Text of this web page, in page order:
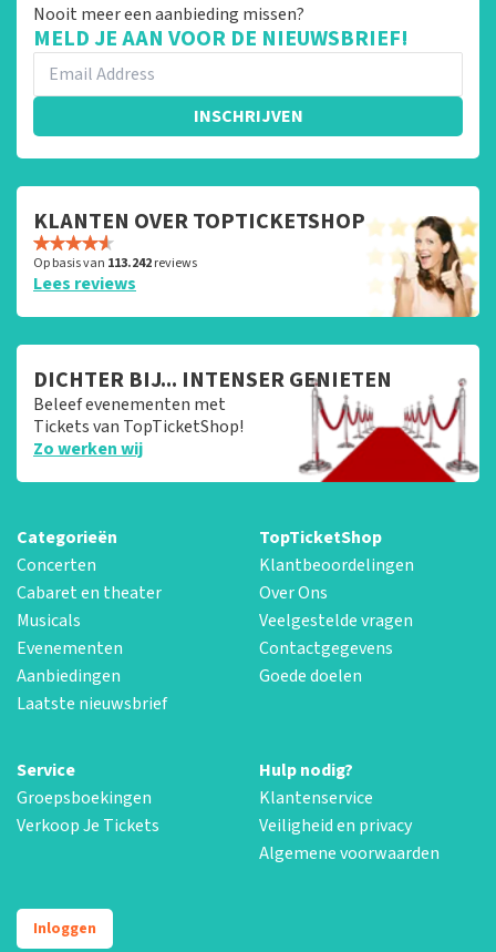
Nooit meer een aanbieding missen?
MELD JE AAN VOOR DE NIEUWSBRIEF!
INSCHRIJVEN
KLANTEN OVER TOPTICKETSHOP
Op basis van 113.242reviews
Lees reviews
DICHTER BIJ... INTENSER GENIETEN
Beleef evenementen met
Tickets van TopTicketShop!
Zo werken wij
Categorieën
Concerten
Cabaret en theater
Musicals
Evenementen
Aanbiedingen
Laatste nieuwsbrief
TopTicketShop
Klantbeoordelingen
Over Ons
Veelgestelde vragen
Contactgegevens
Goede doelen
Service
Groepsboekingen
Verkoop Je Tickets
Hulp nodig?
Klantenservice
Veiligheid en privacy
Algemene voorwaarden
Inloggen